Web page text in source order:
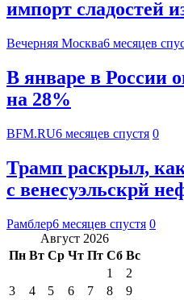
импорт сладостей
Вечерняя Москва6 месяцев
В январе в России
на 28%
BFM.RU6 месяцев спустя 0
Трамп раскрыл,
с венесуэльскрй
Рамблер6 месяцев спустя 0
Август 2026
Пн Вт Ср Чт Пт Сб Вс
1
2
3
4 5 6 7 8
9